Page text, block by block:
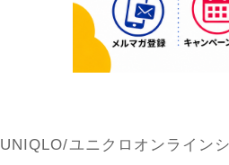
UNIQLO/ユニクロオンライン